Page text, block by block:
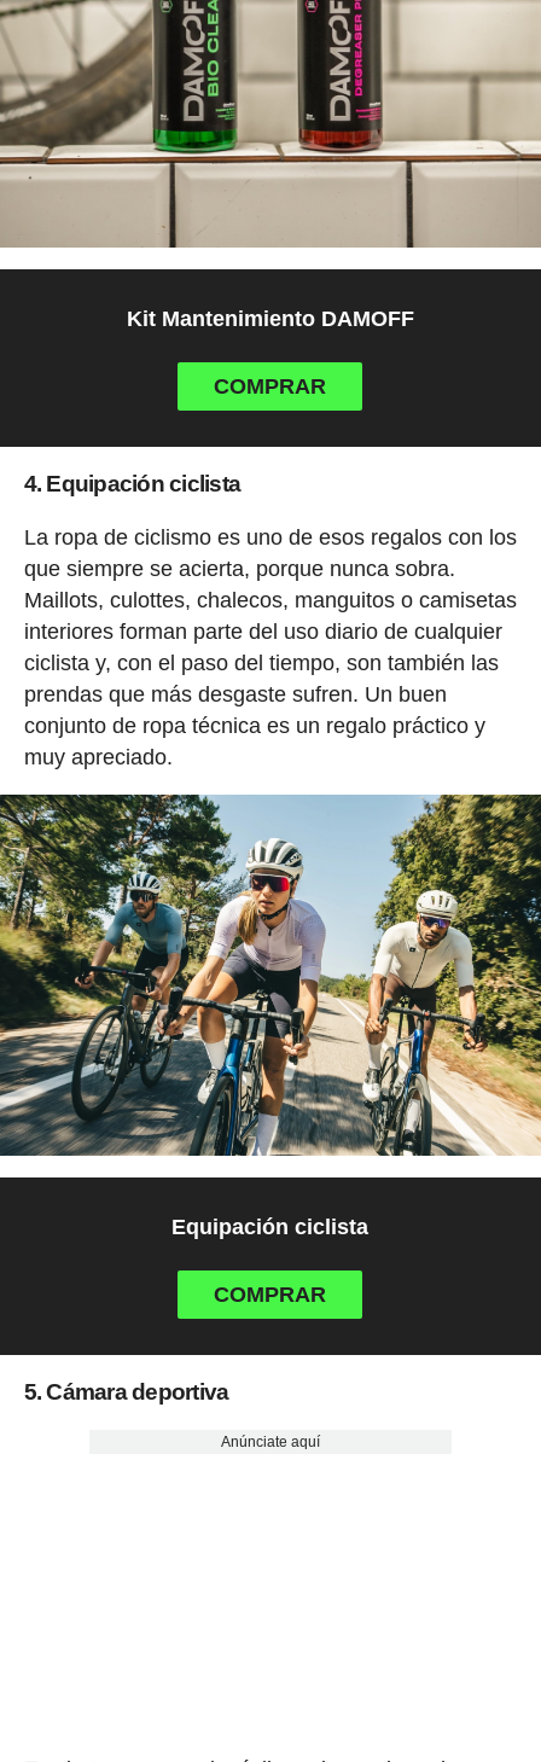
Kit Mantenimiento DAMOFF
COMPRAR
4. Equipación ciclista
La ropa de ciclismo es uno de esos regalos con los
que siempre se acierta, porque nunca sobra.
Maillots, culottes, chalecos, manguitos o camisetas
interiores forman parte del uso diario de cualquier
ciclista y, con el paso del tiempo, son también las
prendas que más desgaste sufren. Un buen
conjunto de ropa técnica es un regalo práctico y
muy apreciado.
Equipación ciclista
COMPRAR
5. Cámara deportiva
Anúnciate aquí